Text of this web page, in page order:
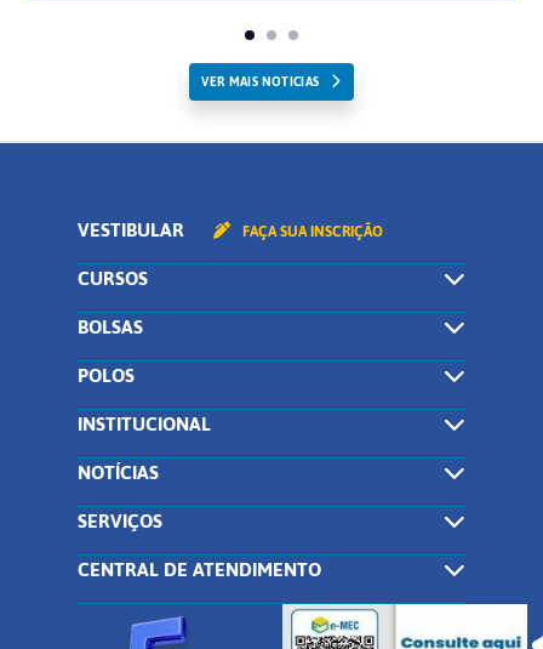
VER MAIS NOTICIAS
VESTIBULAR FAÇA SUA INSCRIÇÃO
CURSOS
BOLSAS
POLOS
INSTITUCIONAL
NOTÍCIAS
SERVIÇOS
CENTRAL DE ATENDIMENTO